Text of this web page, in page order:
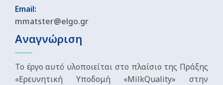
Email:
mmatster@elgo.gr
Αναγνώριση
Το έργο αυτό υλοποιείται στο πλαίσιο της Πράξης
«Ερευνητική Υποδομή «MilkQuality» στην